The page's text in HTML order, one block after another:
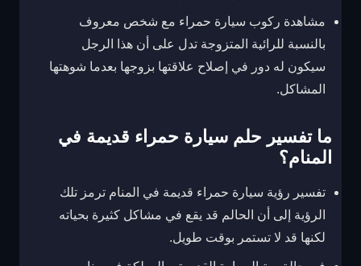
مشاهدة ركوب سيارة حمراء مع شخص معروف
بالنسبة للرائية المتزوجة تدل على أن هذا الرجل
سيكون له دور في إصلاح علاقتها بزوجها بعدما شوهتها
المشاكل.
ما تفسير حلم سيارة حمراء قديمة في
المنام؟
تفسير رؤية سيارة حمراء قديمة في المنام ترمز تلك
الرؤية إلى أن الحالم قد يقع في مشاكل كثيرة بحياته
لكنها قد لا تستمر بوقت طويل.